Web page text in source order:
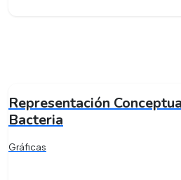
Representación
Bacteria
Gráficas